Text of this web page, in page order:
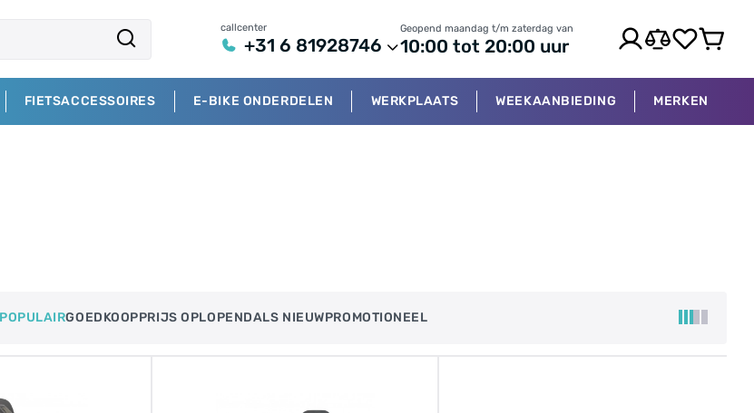
callcenter
+31 6 81928746
Geopend maandag t/m zaterdag van
10:00 tot 20:00 uur
FIETSACCESSOIRES E-BIKE ONDERDELEN WERKPLAATS WEEKAANBIEDING MERKEN
POPULAIRGOEDKOOPPRIJS OPLOPEND​ALS NIEUWPROMOTIONEEL